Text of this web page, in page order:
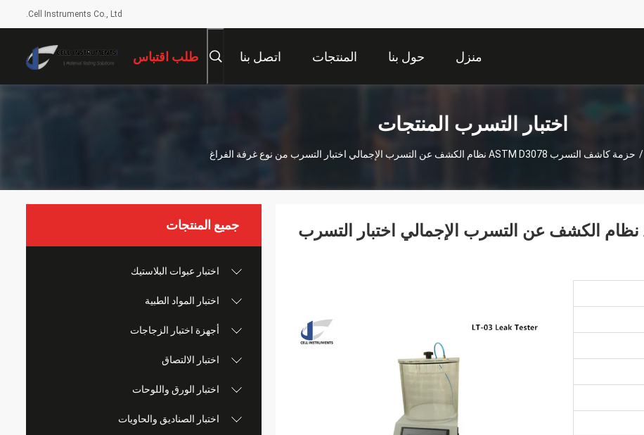
Cell Instruments Co., Ltd.
منزل حول بنا المنتجات اتصل بنا طلب اقتباس
اختبار التسرب المنتجات
/ حزمة كاشف التسرب ASTM D3078 نظام الكشف عن التسرب الإجمالي اختبار التسرب من نوع غرفة الفراغ
جميع المنتجات
اختبار عبوات البلاستيك
اختبار المواد الطبية
أجهزة اختبار الزجاجات
اختبار الالتصاق
اختبار الورق واللوحات
اختبار الصناديق والحاويات
حزمة كاشف التسرب ASTM D3078 نظام الكشف عن التسرب الإجمالي اختبار التسرب